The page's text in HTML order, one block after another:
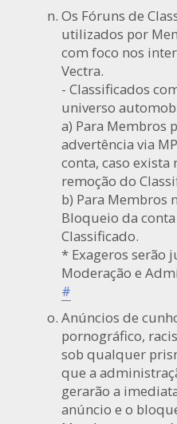
Os Fóruns de
utilizados por
com foco nos
Vectra.
- Classificados
universo
a) Para Membros
advertência via
conta, caso exista
remoção do
b) Para Membros
Bloqueio da
Classificado.
* Exageros serão
Moderação e
#
Anúncios de
pornográfico,
sob qualquer
que a
gerarão a
anúncio e o